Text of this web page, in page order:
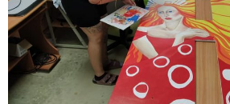
- SÚBORY NA ŠKOLE
Informácie
- Povinné zverejňovanie informácií